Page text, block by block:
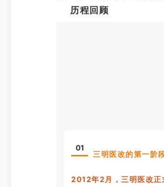
历程回顾
01
三明医改的第一阶
2012年2月，三明医改正